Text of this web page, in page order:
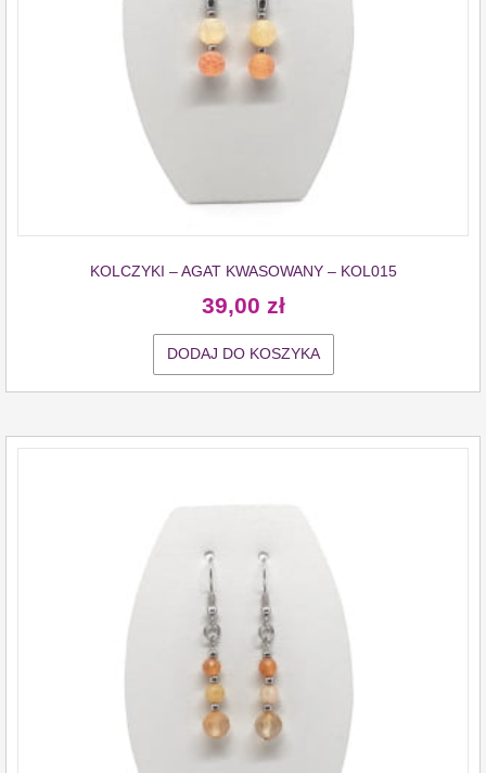
KOLCZYKI – AGAT KWASOWANY – KOL015
39,00 zł
DODAJ DO KOSZYKA